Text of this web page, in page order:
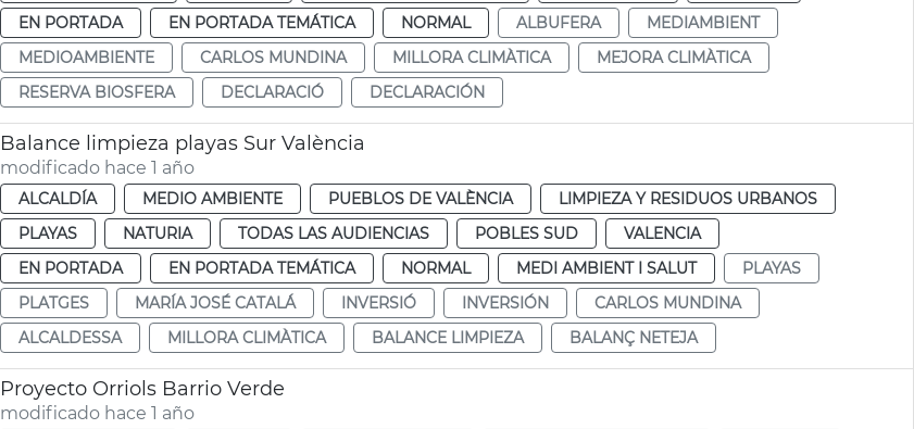
EN PORTADA
EN PORTADA TEMÁTICA NORMAL ALBUFERA
MEDIAMBIENT
MEDIOAMBIENTE
CARLOS MUNDINA MILLORA CLIMÀTICA
MEJORA CLIMÀTICA
RESERVA BIOSFERA
DECLARACIÓ DECLARACIÓN
Balance limpieza playas Sur València
modificado hace 1 año
ALCALDÍA MEDIO AMBIENTE PUEBLOS DE VALÈNCIA
LIMPIEZA Y RESIDUOS URBANOS
PLAYAS
NATURIA TODAS LAS AUDIENCIAS POBLES SUD
VALENCIA
EN PORTADA
EN PORTADA TEMÁTICA NORMAL MEDI AMBIENT I SALUT
PLAYAS
PLATGES
MARÍA JOSÉ CATALÁ INVERSIÓ INVERSIÓN
CARLOS MUNDINA
ALCALDESSA
MILLORA CLIMÀTICA BALANCE LIMPIEZA BALANÇ NETEJA
Proyecto Orriols Barrio Verde
modificado hace 1 año